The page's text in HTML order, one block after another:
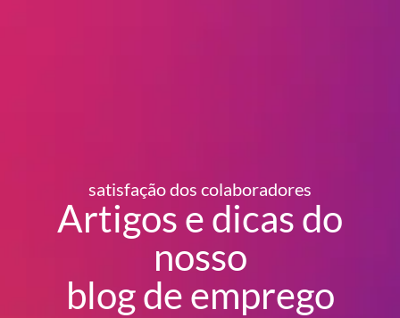
satisfação dos colaboradores
Artigos e dicas do
nosso
blogde emprego